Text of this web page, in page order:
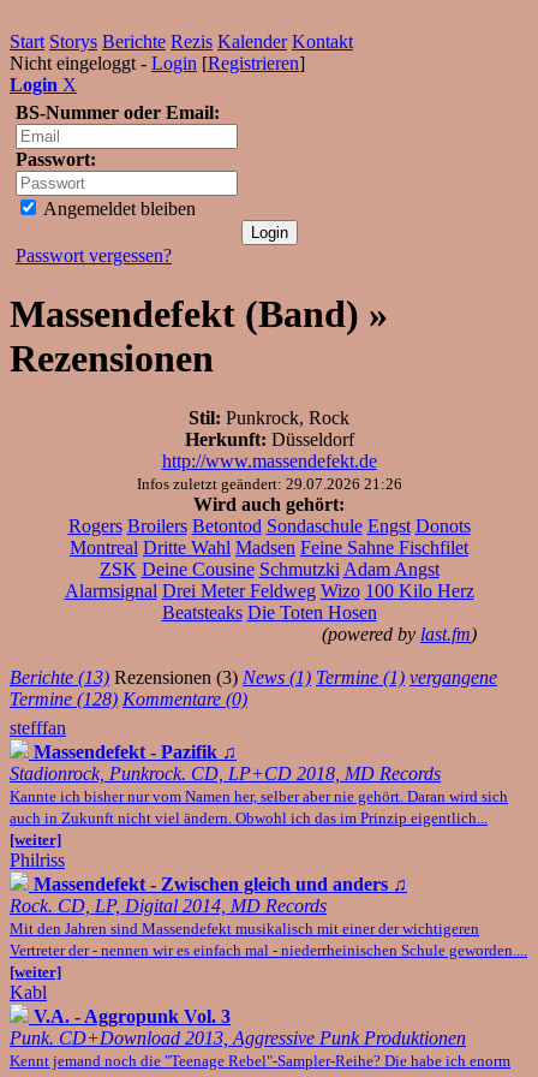
Start Storys Berichte Rezis Kalender Kontakt
Nicht eingeloggt - Login [Registrieren]
Login X
BS-Nummer oder Email:
Passwort:
Angemeldet bleiben
Passwort vergessen?
Massendefekt (Band) »
Rezensionen
Stil: Punkrock, Rock
Herkunft: Düsseldorf
http://www.massendefekt.de
Infos zuletzt geändert: 29.07.2026 21:26
Wird auch gehört:
Rogers Broilers Betontod Sondaschule Engst Donots
Montreal Dritte Wahl Madsen Feine Sahne Fischfilet
ZSK Deine Cousine Schmutzki Adam Angst
Alarmsignal Drei Meter Feldweg Wizo 100 Kilo Herz
Beatsteaks Die Toten Hosen
(powered by last.fm)
Berichte (13) Rezensionen (3) News (1) Termine (1) vergangene
Termine (128) Kommentare (0)
stefffan
Massendefekt - Pazifik ♫
Stadionrock, Punkrock. CD, LP+CD 2018, MD Records
Kannte ich bisher nur vom Namen her, selber aber nie gehört. Daran wird sich
auch in Zukunft nicht viel ändern. Obwohl ich das im Prinzip eigentlich...
[weiter]
Philriss
Massendefekt - Zwischen gleich und anders ♫
Rock. CD, LP, Digital 2014, MD Records
Mit den Jahren sind Massendefekt musikalisch mit einer der wichtigeren
Vertreter der - nennen wir es einfach mal - niederrheinischen Schule geworden....
[weiter]
Kabl
V.A. - Aggropunk Vol. 3
Punk. CD+Download 2013, Aggressive Punk Produktionen
Kennt jemand noch die "Teenage Rebel"-Sampler-Reihe? Die habe ich enorm